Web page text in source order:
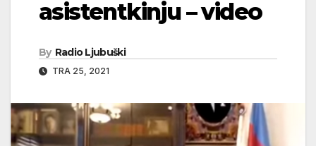
asistentkinju – video
By Radio Ljubuški
TRA 25, 2021